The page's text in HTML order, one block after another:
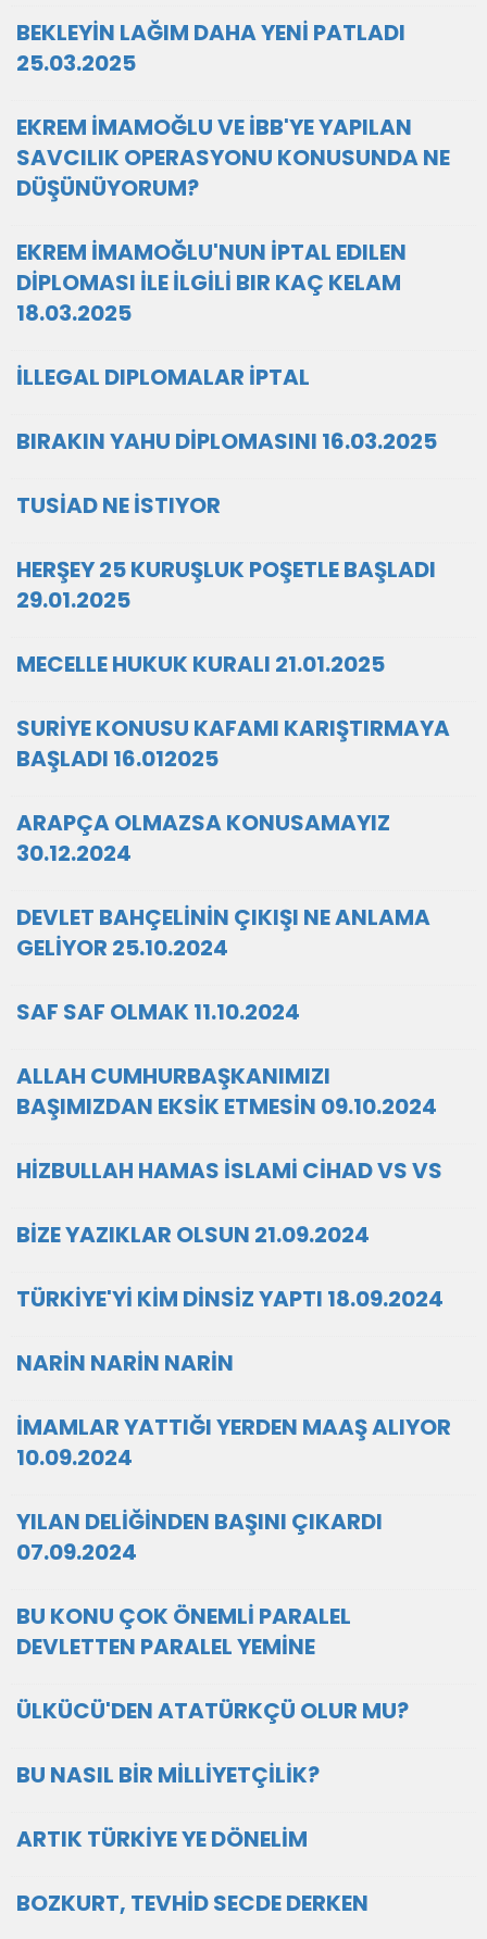
BEKLEYİN LAĞIM DAHA YENİ PATLADI
25.03.2025
EKREM İMAMOĞLU VE İBB'YE YAPILAN
SAVCILIK OPERASYONU KONUSUNDA NE
DÜŞÜNÜYORUM?
EKREM İMAMOĞLU'NUN İPTAL EDILEN
DİPLOMASI İLE İLGİLİ BIR KAÇ KELAM
18.03.2025
İLLEGAL DIPLOMALAR İPTAL
BIRAKIN YAHU DİPLOMASINI 16.03.2025
TUSİAD NE İSTIYOR
HERŞEY 25 KURUŞLUK POŞETLE BAŞLADI
29.01.2025
MECELLE HUKUK KURALI 21.01.2025
SURİYE KONUSU KAFAMI KARIŞTIRMAYA
BAŞLADI 16.012025
ARAPÇA OLMAZSA KONUSAMAYIZ
30.12.2024
DEVLET BAHÇELİNİN ÇIKIŞI NE ANLAMA
GELİYOR 25.10.2024
SAF SAF OLMAK 11.10.2024
ALLAH CUMHURBAŞKANIMIZI
BAŞIMIZDAN EKSİK ETMESİN 09.10.2024
HİZBULLAH HAMAS İSLAMİ CİHAD VS VS
BİZE YAZIKLAR OLSUN 21.09.2024
TÜRKİYE'Yİ KİM DİNSİZ YAPTI 18.09.2024
NARİN NARİN NARİN
İMAMLAR YATTIĞI YERDEN MAAŞ ALIYOR
10.09.2024
YILAN DELİĞİNDEN BAŞINI ÇIKARDI
07.09.2024
BU KONU ÇOK ÖNEMLİ PARALEL
DEVLETTEN PARALEL YEMİNE
ÜLKÜCÜ'DEN ATATÜRKÇÜ OLUR MU?
BU NASIL BİR MİLLİYETÇİLİK?
ARTIK TÜRKİYE YE DÖNELİM
BOZKURT, TEVHİD SECDE DERKEN